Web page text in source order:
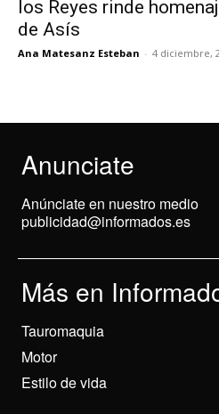
los Reyes rinde
de Asís
Ana Matesanz Esteban - 4 diciembre,
Anunciate
Anúnciate en nuestro medio
publicidad@informados.es
Más en
Tauromaquia
Motor
Estilo de vida